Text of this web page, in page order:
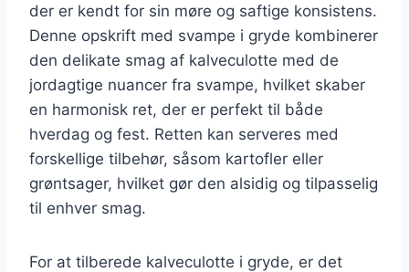
der er kendt for sin møre og saftige konsistens.
Denne opskrift med svampe i gryde kombinerer
den delikate smag af kalveculotte med de
jordagtige nuancer fra svampe, hvilket skaber
en harmonisk ret, der er perfekt til både
hverdag og fest. Retten kan serveres med
forskellige tilbehør, såsom kartofler eller
grøntsager, hvilket gør den alsidig og tilpasselig
til enhver smag.
For at tilberede kalveculotte i gryde, er det